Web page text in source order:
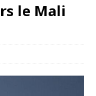
le Mali